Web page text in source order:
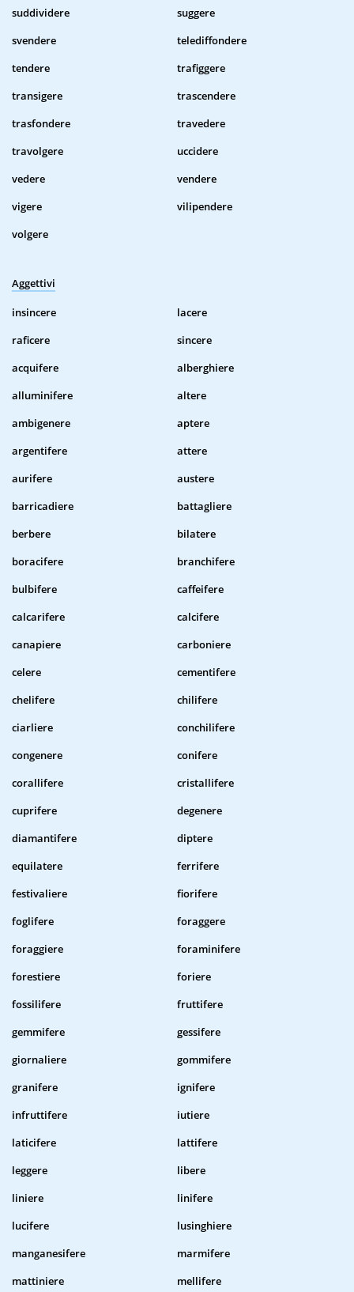
suddividere
suggere
svendere
telediffondere
tendere
trafiggere
transigere
trascendere
trasfondere
travedere
travolgere
uccidere
vedere
vendere
vigere
vilipendere
volgere
Aggettivi
insincere
lacere
raficere
sincere
acquifere
alberghiere
alluminifere
altere
ambigenere
aptere
argentifere
attere
aurifere
austere
barricadiere
battagliere
berbere
bilatere
boracifere
branchifere
bulbifere
caffeifere
calcarifere
calcifere
canapiere
carboniere
celere
cementifere
chelifere
chilifere
ciarliere
conchilifere
congenere
conifere
corallifere
cristallifere
cuprifere
degenere
diamantifere
diptere
equilatere
ferrifere
festivaliere
fiorifere
foglifere
foraggere
foraggiere
foraminifere
forestiere
foriere
fossilifere
fruttifere
gemmifere
gessifere
giornaliere
gommifere
granifere
ignifere
infruttifere
iutiere
laticifere
lattifere
leggere
libere
liniere
linifere
lucifere
lusinghiere
manganesifere
marmifere
mattiniere
mellifere